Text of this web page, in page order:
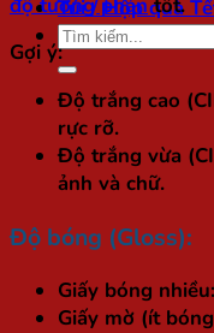
Túi / Hộp quà
Tìm
kiếm:
Gợi ý:
Độ trắng cao
rực rỡ.
Độ trắng vừa
ảnh và chữ.
Độ bóng (Gloss):
Giấy bóng
Giấy mờ (ít